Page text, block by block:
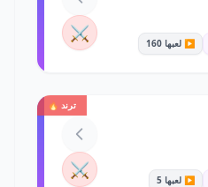
▶️ لعبها 160 ⚔️
ترند 🔥
▶️ لعبها 5 ⚔️